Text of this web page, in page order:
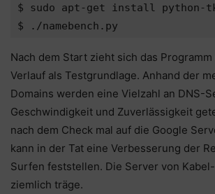
$ sudo apt-get install
$ ./namebench.py
Nach dem Start zieht sich das
Verlauf als Testgrundlage. Anhand der
Domains werden eine Vielzahl an DNS-
Geschwindigkeit und Zuverlässigkeit
nach dem Check mal auf die Google
kann in der Tat eine Verbesserung der
Surfen feststellen. Die Server von
ziemlich träge.